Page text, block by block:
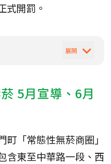
式開罰。
5月宣導、6月
「常態性無菸商圈」
含東至中華路一段、西